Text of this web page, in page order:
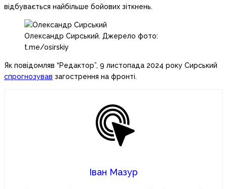
відбувається найбільше бойових зіткнень.
Олександр Сирський. Джерело фото:
t.me/osirskiy
Як повідомляв “Редактор”, 9 листопада 2024 року Сирський
спрогнозував загострення на фронті.
Іван Мазур